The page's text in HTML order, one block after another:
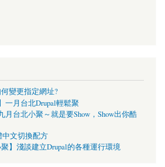
變更指定網址?
一月台北Drupal輕鬆聚
月台北小聚～就是要Show，Show出你酷
中文切換配方
聚】淺談建立Drupal的各種運行環境